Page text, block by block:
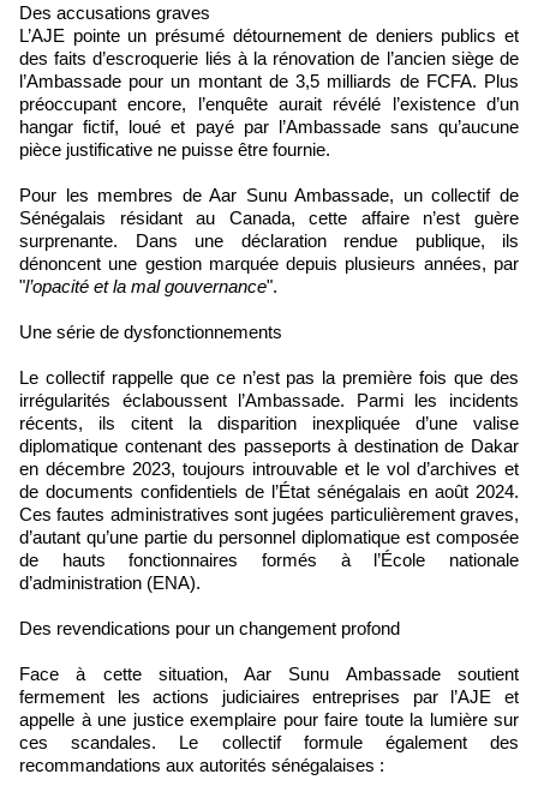
Des accusations graves
L’AJE pointe un présumé détournement de deniers publics et
des faits d’escroquerie liés à la rénovation de l’ancien siège de
l’Ambassade pour un montant de 3,5 milliards de FCFA. Plus
préoccupant encore, l’enquête aurait révélé l’existence d’un
hangar fictif, loué et payé par l’Ambassade sans qu’aucune
pièce justificative ne puisse être fournie.
Pour les membres de Aar Sunu Ambassade, un collectif de
Sénégalais résidant au Canada, cette affaire n’est guère
surprenante. Dans une déclaration rendue publique, ils
dénoncent une gestion marquée depuis plusieurs années, par
"l’opacité et la mal gouvernance".
Une série de dysfonctionnements
Le collectif rappelle que ce n’est pas la première fois que des
irrégularités éclaboussent l’Ambassade. Parmi les incidents
récents, ils citent la disparition inexpliquée d’une valise
diplomatique contenant des passeports à destination de Dakar
en décembre 2023, toujours introuvable et le vol d’archives et
de documents confidentiels de l’État sénégalais en août 2024.
Ces fautes administratives sont jugées particulièrement graves,
d’autant qu’une partie du personnel diplomatique est composée
de hauts fonctionnaires formés à l’École nationale
d’administration (ENA).
Des revendications pour un changement profond
Face à cette situation, Aar Sunu Ambassade soutient
fermement les actions judiciaires entreprises par l’AJE et
appelle à une justice exemplaire pour faire toute la lumière sur
ces scandales. Le collectif formule également des
recommandations aux autorités sénégalaises :